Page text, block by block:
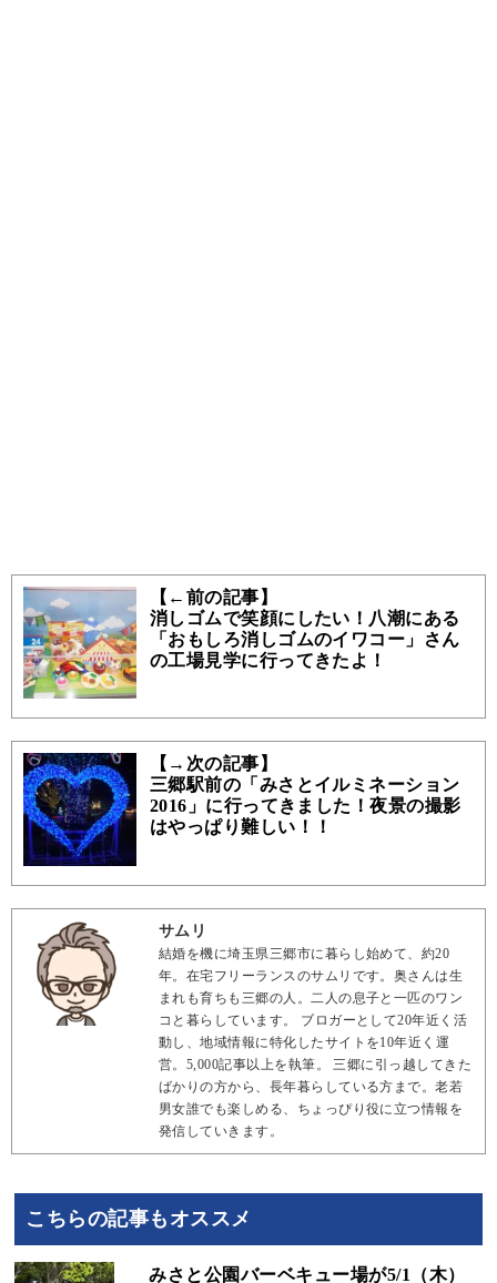
【←前の記事】
消しゴムで笑顔にしたい！八潮にある
「おもしろ消しゴムのイワコー」さん
の工場見学に行ってきたよ！
【→次の記事】
三郷駅前の「みさとイルミネーション
2016」に行ってきました！夜景の撮影
はやっぱり難しい！！
サムリ
結婚を機に埼玉県三郷市に暮らし始めて、約20
年。在宅フリーランスのサムリです。奥さんは生
まれも育ちも三郷の人。二人の息子と一匹のワン
コと暮らしています。 ブロガーとして20年近く活
動し、地域情報に特化したサイトを10年近く運
営。5,000記事以上を執筆。 三郷に引っ越してきた
ばかりの方から、長年暮らしている方まで。老若
男女誰でも楽しめる、ちょっぴり役に立つ情報を
発信していきます。
こちらの記事もオススメ
みさと公園バーベキュー場が5/1（木）